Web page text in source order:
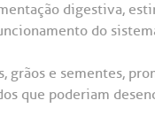
digestiva,
do
grãos e sementes,
que poderiam